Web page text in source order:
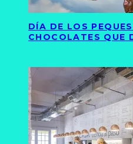
DÍA DE LOS
CHOCOLATES QUE